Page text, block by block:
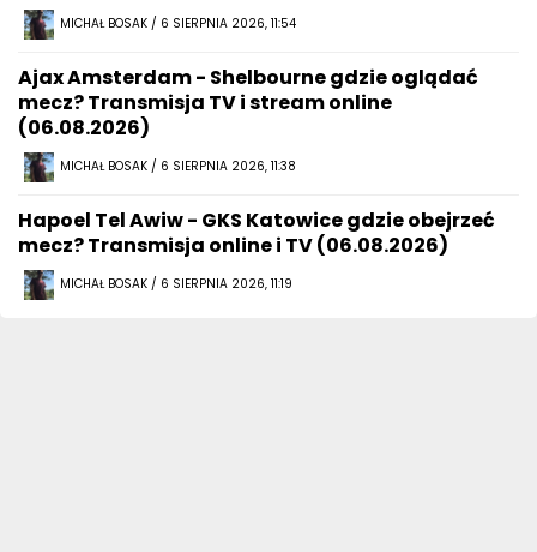
MICHAŁ BOSAK / 6 SIERPNIA 2026, 11:54
Ajax Amsterdam - Shelbourne gdzie oglądać
mecz? Transmisja TV i stream online
(06.08.2026)
MICHAŁ BOSAK / 6 SIERPNIA 2026, 11:38
Hapoel Tel Awiw - GKS Katowice gdzie obejrzeć
mecz? Transmisja online i TV (06.08.2026)
MICHAŁ BOSAK / 6 SIERPNIA 2026, 11:19